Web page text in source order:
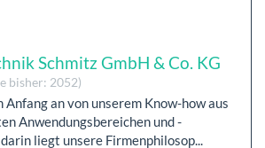
Schmitz GmbH & Co. KG
bisher: 2052)
an von unserem Know-how aus
Anwendungsbereichen und -
liegt unsere Firmenphilosop...